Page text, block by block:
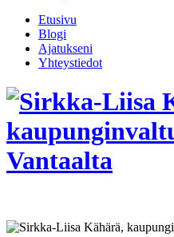
Etusivu
Blogi
Ajatukseni
Yhteystiedot